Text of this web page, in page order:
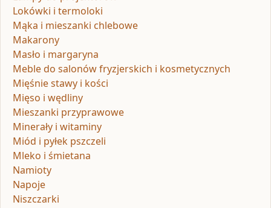
Lokówki i termoloki
Mąka i mieszanki chlebowe
Makarony
Masło i margaryna
Meble do salonów fryzjerskich i kosmetycznych
Mięśnie stawy i kości
Mięso i wędliny
Mieszanki przyprawowe
Minerały i witaminy
Miód i pyłek pszczeli
Mleko i śmietana
Namioty
Napoje
Niszczarki